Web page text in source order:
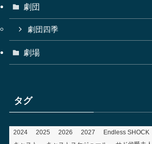
劇団
劇団四季
劇場
タグ
2024 2025 2026 2027 Endless SHOCK